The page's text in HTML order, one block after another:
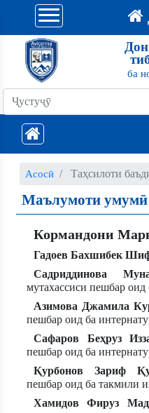
ба
Асосӣ Таҳсилоти
Маълумоти умумӣ
Кормандони
Гадоев Бахшибек
Садриддинова
мутахассиси пешбар
Азимова Джамила
пешбар оид ба
Сафаров Беҳруз
пешбар оид ба
Қурбонов Зариф
пешбар оид ба такмили
Хамидов Фируз